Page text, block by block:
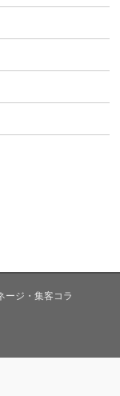
する詳細は「プライバ
ージ・集客コラ